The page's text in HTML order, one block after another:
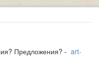
Предложения? - art-